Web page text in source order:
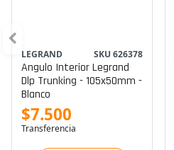
LEGRAND SKU 626378
Angulo Interior Legrand
Dlp Trunking - 105x50mm -
Blanco
$7.500
Transferencia